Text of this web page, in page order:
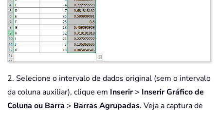
2. Selecione o intervalo de dados original (sem o intervalo
da coluna auxiliar), clique em Inserir> Inserir Gráfico de
Coluna ou Barra > Barras Agrupadas. Veja a captura de